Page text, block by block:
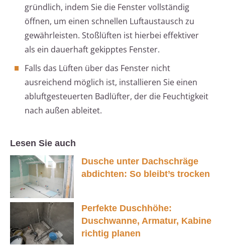
gründlich, indem Sie die Fenster vollständig
öffnen, um einen schnellen Luftaustausch zu
gewährleisten. Stoßlüften ist hierbei effektiver
als ein dauerhaft gekipptes Fenster.
Falls das Lüften über das Fenster nicht
ausreichend möglich ist, installieren Sie einen
abluftgesteuerten Badlüfter, der die Feuchtigkeit
nach außen ableitet.
Lesen Sie auch
Dusche unter Dachschräge
abdichten: So bleibt’s trocken
Perfekte Duschhöhe:
Duschwanne, Armatur, Kabine
richtig planen